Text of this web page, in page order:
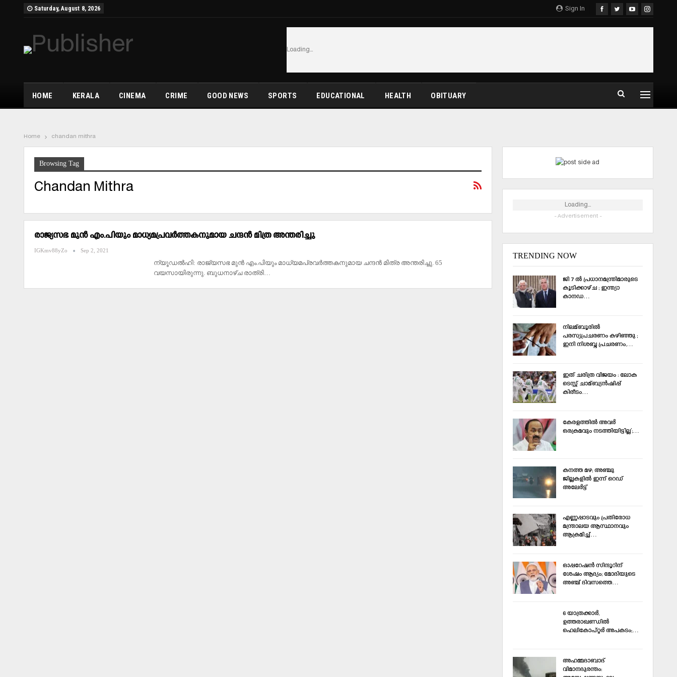
Sign In
Saturday, August 8, 2026
Loading...
HOME KERALA CINEMA CRIME GOOD NEWS SPORTS EDUCATIONAL HEALTH OBITUARY
Home chandan mithra
Browsing Tag
Chandan Mithra
രാജ്യസഭ മുൻ എം.പിയും മാധ്യമപ്രവർത്തകനുമായ ചന്ദൻ മിത്ര അന്തരിച്ചു
IGKmv88yZo Sep 2, 2021
ന്യൂഡൽഹി: രാജ്യസഭ മുൻ എം.പിയും മാധ്യമപ്രവർത്തകനുമായ ചന്ദൻ മിത്ര അന്തരിച്ചു. 65
വയസായിരുന്നു. ബുധനാഴ്ച രാത്രി…
Loading...
- Advertisement -
TRENDING NOW
ജി 7 ല്‍ പ്രധാനമന്ത്രിമാരുടെ
കൂടിക്കാഴ്ച ; ഇന്ത്യാ
കാനഡ…
നിലമ്ബൂരില്‍
പരസ്യപ്രചരണം കഴിഞ്ഞു ;
ഇനി നിശബ്ദ പ്രചരണം,…
ഇത് ചരിത്ര വിജയം : ലോക
ടെസ്റ്റ് ചാമ്ബ്യൻഷിപ്പ്
കിരീടം…
കേരളത്തില്‍ അവര്‍
ഒരക്രമവും നടത്തിയിട്ടില്ല’;…
കനത്ത മഴ; അഞ്ചു
ജില്ലകളില്‍ ഇന്ന്‌ റെഡ്‌
അലേര്‍ട്ട്‌
എണ്ണപ്പാടവും പ്രതിരോധ
മന്ത്രാലയ ആസ്ഥാനവും
ആക്രമിച്ച്‌…
ഓപ്പറേഷന്‍ സിന്ദൂറിന്
ശേഷം ആദ്യം; മോദിയുടെ
അഞ്ച് ദിവസത്തെ…
6 യാത്രക്കാര്‍,
ഉത്തരാഖണ്ഡില്‍
ഹെലികോപ്റ്റര്‍ അപകടം;…
അഹമ്മദാബാദ്
വിമാനദുരന്തം: